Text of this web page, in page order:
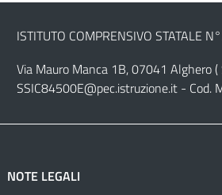
ISTITUTO COMPRENSIVO STATALE
Via Mauro Manca 1B, 07041 Alghero
SSIC84500E@pec.istruzione.it- Cod.
NOTE LEGALI